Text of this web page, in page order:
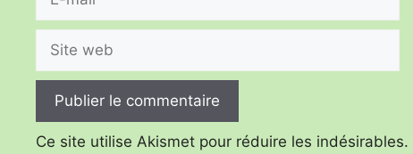
Site
web
Ce site utilise Akismet pour réduire les indésirables.